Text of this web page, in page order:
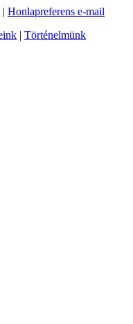
| Honlapreferens e-mail
| Történelmünk